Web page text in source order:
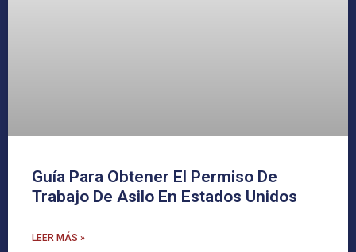
Guía Para Obtener El Permiso De
Trabajo De Asilo En Estados Unidos
LEER MÁS »